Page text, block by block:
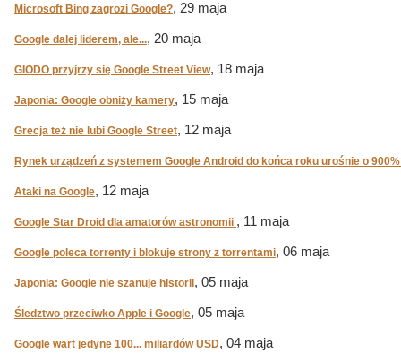
Microsoft Bing zagrozi Google?, 29 maja
Google dalej liderem, ale..., 20 maja
GIODO przyjrzy się Google Street View, 18 maja
Japonia: Google obniży kamery, 15 maja
Grecja też nie lubi Google Street, 12 maja
Rynek urządzeń z systemem Google Android do końca roku urośnie o
Ataki na Google, 12 maja
Google Star Droid dla amatorów astronomii , 11 maja
Google poleca torrenty i blokuje strony z torrentami, 06 maja
Japonia: Google nie szanuje historii, 05 maja
Śledztwo przeciwko Apple i Google, 05 maja
Google wart jedyne 100... miliardów USD, 04 maja